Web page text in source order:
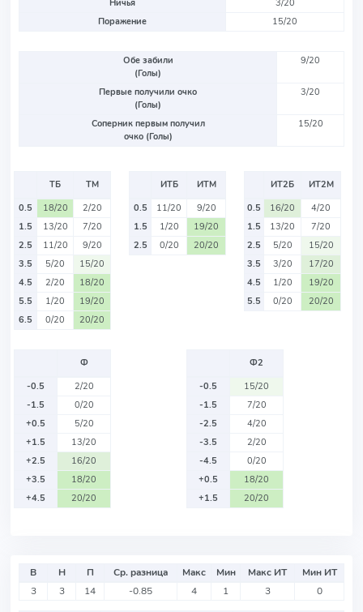
Ничья
3/20
Поражение
15/20
Обе забили
(Голы)
9/20
Первые получили очко
(Голы)
3/20
Соперник первым получил
очко (Голы)
15/20
ТБ
ТМ
0.5
18/20
2/20
1.5
13/20
7/20
2.5
11/20
9/20
3.5
5/20
15/20
4.5
2/20
18/20
5.5
1/20
19/20
6.5
0/20 20/20
ИТБ
ИТМ
0.5
11/20
9/20
1.5
1/20
19/20
2.5
0/20 20/20
ИТ2Б
ИТ2М
0.5
16/20
4/20
1.5
13/20
7/20
2.5
5/20
15/20
3.5
3/20
17/20
4.5
1/20
19/20
5.5
0/20 20/20
Ф
-0.5
2/20
-1.5
0/20
+0.5
5/20
+1.5
13/20
+2.5
16/20
+3.5
18/20
+4.5
20/20
Ф2
-0.5
15/20
-1.5
7/20
-2.5
4/20
-3.5
2/20
-4.5
0/20
+0.5
18/20
+1.5
20/20
В Н П Ср. разница Макс Мин Макс ИТ
Мин ИТ
3
3 14 -0.85 4 1 3 0